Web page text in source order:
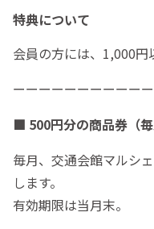
特典について
会員の方には、1,000円
ーーーーーーーーーー
■ 500円分の商品券（毎
毎月、交通会館マルシ
します。
有効期限は当月末。